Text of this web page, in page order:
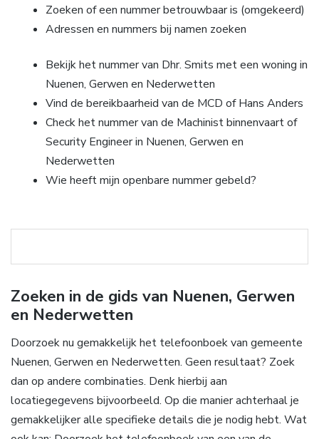
Zoeken of een nummer betrouwbaar is (omgekeerd)
Adressen en nummers bij namen zoeken
Bekijk het nummer van Dhr. Smits met een woning in
Nuenen, Gerwen en Nederwetten
Vind de bereikbaarheid van de MCD of Hans Anders
Check het nummer van de Machinist binnenvaart of
Security Engineer in Nuenen, Gerwen en
Nederwetten
Wie heeft mijn openbare nummer gebeld?
Zoeken in de gids van Nuenen, Gerwen
en Nederwetten
Doorzoek nu gemakkelijk het telefoonboek van gemeente
Nuenen, Gerwen en Nederwetten. Geen resultaat? Zoek
dan op andere combinaties. Denk hierbij aan
locatiegegevens bijvoorbeeld. Op die manier achterhaal je
gemakkelijker alle specifieke details die je nodig hebt. Wat